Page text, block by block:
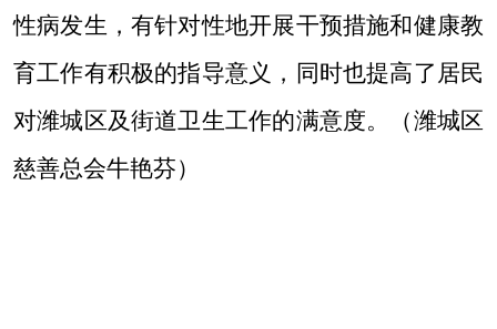
性病发生，有针对性地开展干预措施和健康教
育工作有积极的指导意义，同时也提高了居民
对潍城区及街道卫生工作的满意度。（潍城区
慈善总会牛艳芬）